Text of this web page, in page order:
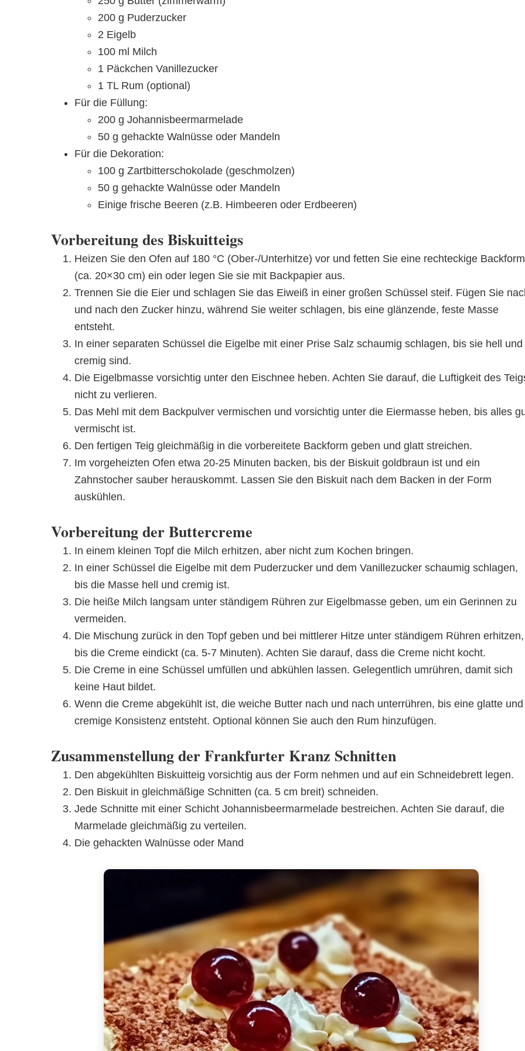
200 g Puderzucker
2 Eigelb
100 ml Milch
1 Päckchen Vanillezucker
1 TL Rum (optional)
Für die Füllung:
200 g Johannisbeermarmelade
50 g gehackte Walnüsse oder Mandeln
Für die Dekoration:
100 g Zartbitterschokolade (geschmolzen)
50 g gehackte Walnüsse oder Mandeln
Einige frische Beeren (z.B. Himbeeren oder Erdbeeren)
Vorbereitung des Biskuitteigs
Heizen Sie den Ofen auf 180 °C (Ober-/Unterhitze) vor und fetten Sie eine rechteckige Backform
(ca. 20×30 cm) ein oder legen Sie sie mit Backpapier aus.
Trennen Sie die Eier und schlagen Sie das Eiweiß in einer großen Schüssel steif. Fügen Sie
und nach den Zucker hinzu, während Sie weiter schlagen, bis eine glänzende, feste Masse
entsteht.
In einer separaten Schüssel die Eigelbe mit einer Prise Salz schaumig schlagen, bis sie hell und
cremig sind.
Die Eigelbmasse vorsichtig unter den Eischnee heben. Achten Sie darauf, die Luftigkeit des
nicht zu verlieren.
Das Mehl mit dem Backpulver vermischen und vorsichtig unter die Eiermasse heben, bis alles
vermischt ist.
Den fertigen Teig gleichmäßig in die vorbereitete Backform geben und glatt streichen.
Im vorgeheizten Ofen etwa 20-25 Minuten backen, bis der Biskuit goldbraun ist und ein
Zahnstocher sauber herauskommt. Lassen Sie den Biskuit nach dem Backen in der Form
auskühlen.
Vorbereitung der Buttercreme
In einem kleinen Topf die Milch erhitzen, aber nicht zum Kochen bringen.
In einer Schüssel die Eigelbe mit dem Puderzucker und dem Vanillezucker schaumig schlagen,
bis die Masse hell und cremig ist.
Die heiße Milch langsam unter ständigem Rühren zur Eigelbmasse geben, um ein Gerinnen zu
vermeiden.
Die Mischung zurück in den Topf geben und bei mittlerer Hitze unter ständigem Rühren erhitzen,
bis die Creme eindickt (ca. 5-7 Minuten). Achten Sie darauf, dass die Creme nicht kocht.
Die Creme in eine Schüssel umfüllen und abkühlen lassen. Gelegentlich umrühren, damit sich
keine Haut bildet.
Wenn die Creme abgekühlt ist, die weiche Butter nach und nach unterrühren, bis eine glatte und
cremige Konsistenz entsteht. Optional können Sie auch den Rum hinzufügen.
Zusammenstellung der Frankfurter Kranz Schnitten
Den abgekühlten Biskuitteig vorsichtig aus der Form nehmen und auf ein Schneidebrett legen.
Den Biskuit in gleichmäßige Schnitten (ca. 5 cm breit) schneiden.
Jede Schnitte mit einer Schicht Johannisbeermarmelade bestreichen. Achten Sie darauf, die
Marmelade gleichmäßig zu verteilen.
Die gehackten Walnüsse oder Mand